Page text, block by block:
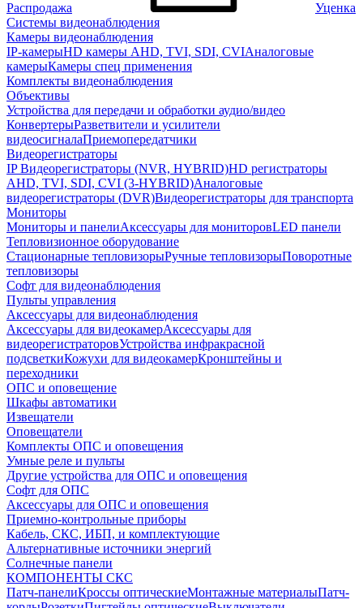
Распродажа
Уценка
Системы видеонаблюдения
Камеры видеонаблюдения
IP-камерыHD камеры AHD, TVI, SDI, CVIАналоговые
камерыКамеры спец применения
Комплекты видеонаблюдения
Объективы
Устройства для передачи и обработки аудио/видео
КонвертерыРазветвители и усилители
видеосигналаПриемопередатчики
Видеорегистраторы
IP Видеорегистраторы (NVR, HYBRID)HD регистраторы
AHD, TVI, SDI, CVI (3-HYBRID)Аналоговые
видеорегистраторы (DVR)Видеорегистраторы для транспорта
Мониторы
Мониторы и панелиАксессуары для мониторовLED панели
Тепловизионное оборудование
Стационарные тепловизорыРучные тепловизорыПоворотные
тепловизоры
Софт для видеонаблюдения
Пульты управления
Аксессуары для видеонаблюдения
Аксессуары для видеокамерАксессуары для
видеорегистраторовУстройства инфракрасной
подсветкиКожухи для видеокамерКронштейны и
переходники
ОПС и оповещение
Шкафы автоматики
Извещатели
Оповещатели
Комплекты ОПС и оповещения
Умные реле и пульты
Другие устройства для ОПС и оповещения
Софт для ОПС
Аксессуары для ОПС и оповещения
Приемно-контрольные приборы
Кабель, СКС, ИБП, и комплектующие
Альтернативные источники энергий
Солнечные панели
КОМПОНЕНТЫ СКС
Патч-панелиКроссы оптическиеМонтажные материалыПатч-